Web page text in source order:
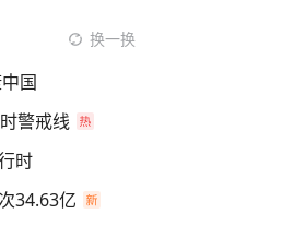
换一换
国
警戒线
时
34.63亿